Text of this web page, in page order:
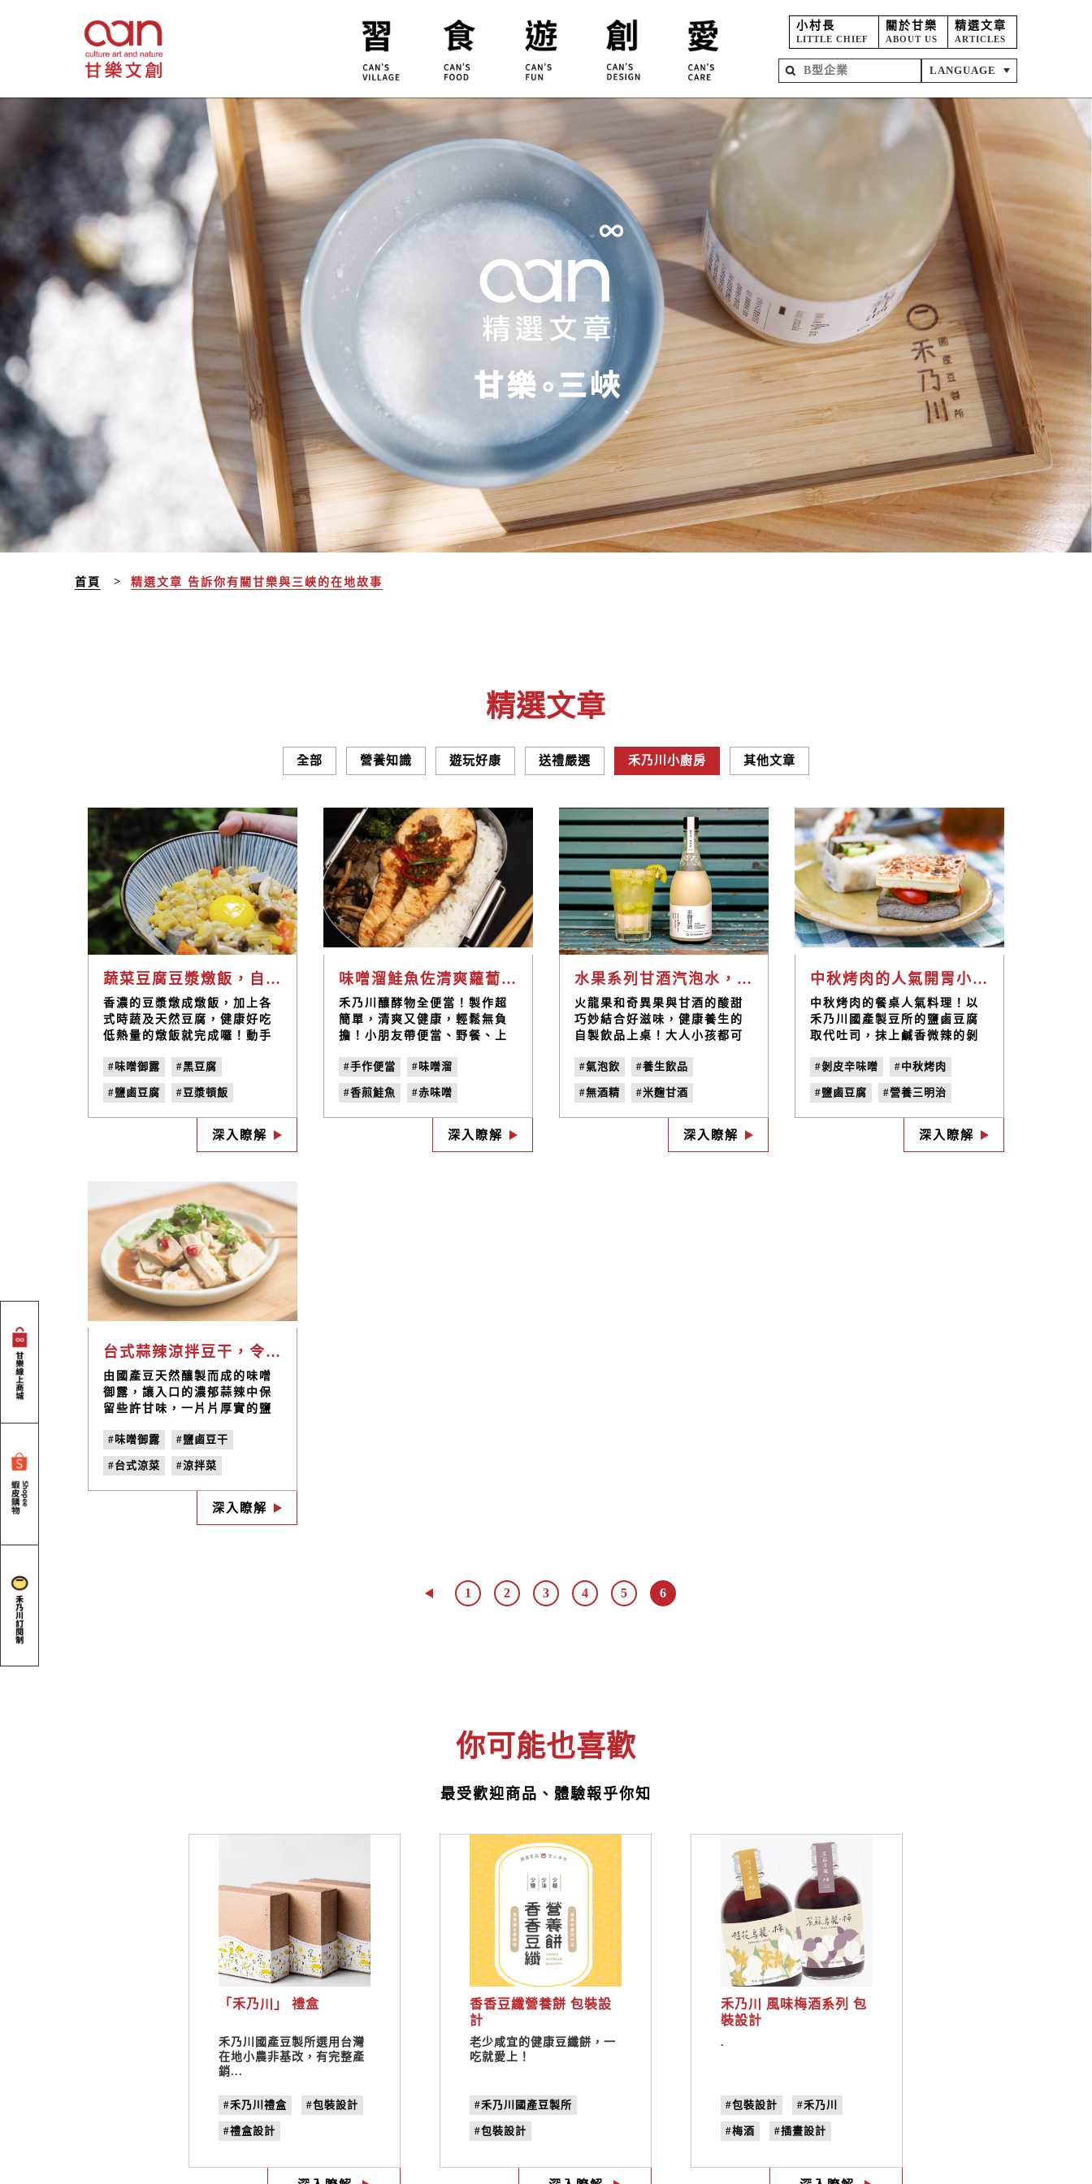
小村長
LITTLE CHIEF
關於甘樂
ABOUT US
精選文章
ARTICLES
LANGUAGE
合習聚落 甘樂食堂
甘樂茶事 秀川居
淨溪行動
地方創生 小草書屋
職能學苑
烘焙坊
首頁 精選文章 告訴你有關甘樂與三峽的在地故事
精選文章
全部 營養知識 遊玩好康 送禮嚴選 禾乃川小廚房 其他文章
蔬菜豆腐豆漿燉飯，自己動手做的健康料理｜禾乃川小廚房
香濃的豆漿燉成燉飯，加上各
式時蔬及天然豆腐，健康好吃
低熱量的燉飯就完成囉！動手
囉！
#味噌御露 #黑豆腐
#鹽鹵豆腐 #豆漿頓飯
#低熱量 #帶便當
#便當料理
深入瞭解
味噌溜鮭魚佐清爽蘿蔔泥便當料理｜禾乃川小廚房
禾乃川釀酵物全便當！製作超
簡單，清爽又健康，輕鬆無負
擔！小朋友帶便當、野餐、上
#手作便當
#味噌溜
#香煎鮭魚 #赤味噌
#帶便當 #便當食譜
深入瞭解
水果系列甘酒汽泡水，健康養生的自製飲品 | 禾乃川小廚房
火龍果和奇異果與甘酒的酸甜
巧妙結合好滋味，健康養生的
自製飲品上桌！大人小孩都可
需要的所有營養！
#氣泡飲 #養生飲品
#無酒精 #米麴甘酒
#自製飲品 #健康養生
深入瞭解
中秋烤肉的人氣開胃小點，辛味噌烤豆腐蔬果三明治｜禾乃川小廚房
中秋烤肉的餐桌人氣料理！以
禾乃川國產製豆所的鹽鹵豆腐
取代吐司，抹上鹹香微辣的剝
蜜黃豆，帶來絕妙滋味的味蕾
體驗！時而微辣時而甜蜜的多
層次風味，令人一吃難忘的上
癮美味！
#剝皮辛味噌 #中秋烤肉
#鹽鹵豆腐 #營養三明治
#季節限定
深入瞭解
台式蒜辣涼拌豆干，令人懷念的巷口黑白切就是這味｜禾乃川小廚房
由國產豆天然釀製而成的味噌
御露，讓入口的濃郁蒜辣中保
留些許甘味，一片片厚實的鹽
要５分鐘，令人熟悉的台式風
味快速上桌！簡單幾步驟，教
您做出餐桌上的開胃涼拌小
菜，令人熟悉又懷念的正港台
#味噌御露 #鹽鹵豆干
#台式涼菜 #涼拌菜
#清爽開胃料理 #豆干料理
深入瞭解
1 2 3 4 5 6
你可能也喜歡
最受歡迎商品、體驗報乎你知
「禾乃川」 禮盒
禾乃川國產豆製所選用台灣
在地小農非基改，有完整產
銷...
#禾乃川禮盒 #包裝設計
#禮盒設計
香香豆纖營養餅 包裝設
計
老少咸宜的健康豆纖餅，一
吃就愛上！
#禾乃川國產豆製所
#包裝設計
禾乃川 風味梅酒系列 包
裝設計
.
#包裝設計 #禾乃川
#梅酒 #插畫設計